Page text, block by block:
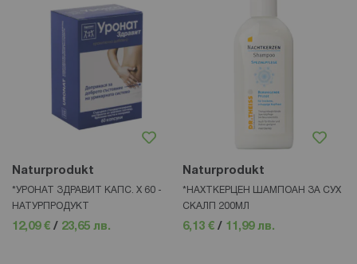
Naturprodukt
*УРОНАТ ЗДРАВИТ КАПС. Х 60 -
НАТУРПРОДУКТ
12,09 € / 23,65 лв.
Naturprodukt
*НАХТКЕРЦЕН ШАМПОАН ЗА СУХ
СКАЛП 200МЛ
6,13 € / 11,99 лв.